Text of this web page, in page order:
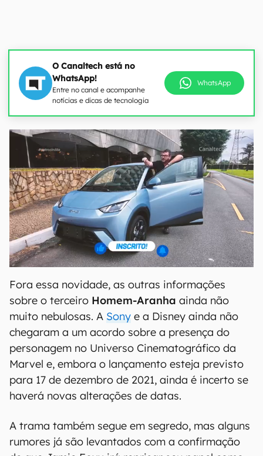
O Canaltech está no
WhatsApp!
Entre no canal e acompanhe
notícias e dicas de tecnologia
WhatsApp
Fora essa novidade, as outras informações
sobre o terceiro Homem-Aranha ainda não
muito nebulosas. A Sony e a Disney ainda não
chegaram a um acordo sobre a presença do
personagem no Universo Cinematográfico da
Marvel e, embora o lançamento esteja previsto
para 17 de dezembro de 2021, ainda é incerto se
haverá novas alterações de datas.
A trama também segue em segredo, mas alguns
rumores já são levantados com a confirmação